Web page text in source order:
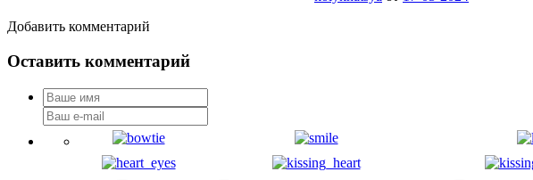
Добавить комментарий
Оставить комментарий